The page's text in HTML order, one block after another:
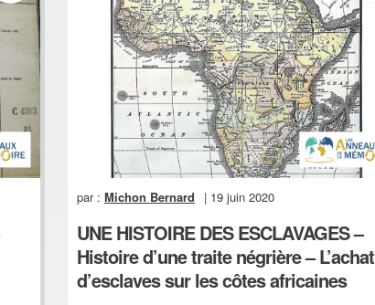
par : Michon Bernard | 19 juin 2020
UNE HISTOIRE DES ESCLAVAGES –
Histoire d’une traite négrière – L’achat
d’esclaves sur les côtes africaines